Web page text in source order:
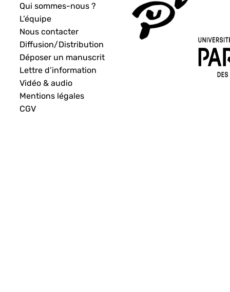
Qui sommes-nous ?
L’équipe
Nous contacter
Diffusion/Distribution
Déposer un manuscrit
Lettre d’information
Vidéo & audio
Mentions légales
CGV